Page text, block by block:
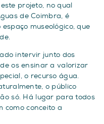
projeto, no qual
de Coimbra, é
museológico, que
intervir junto dos
os ensinar a valorizar
o recurso água.
o público
só. Há lugar para todos
como conceito a